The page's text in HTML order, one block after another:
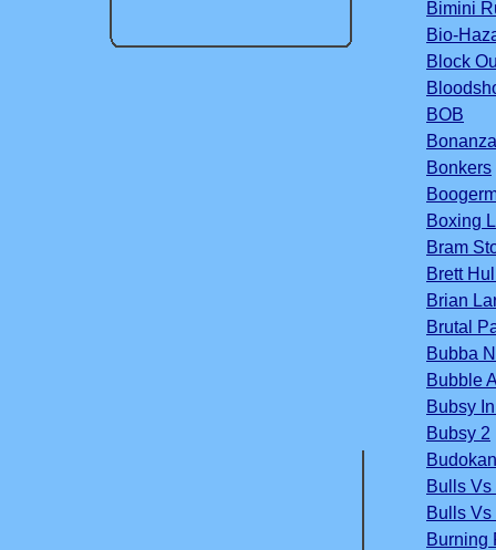
Bimini
Bio-
Block
BOB
Bonkers
Boxing
Bram
Brett
Brian
Brutal
Bubba
Bubble
Bubsy
Bubsy 2
Bulls
Bulls
Burning